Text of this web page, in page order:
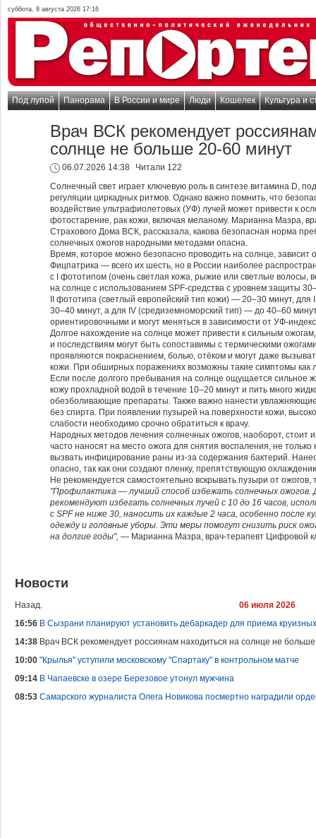
суббота, 8 августа 2026 17:16
Под лупой Панорама В России и мире Люди Кошелек Культура и
Врач ВСК рекомендует
солнце не больше 20-60 минут
06.07.2026 14:38
Читали 122
Солнечный свет играет ключевую роль в синтезе витамина D,
регуляции циркадных ритмов. Однако важно помнить, что
воздействие ультрафиолетовых (УФ) лучей может привести к
фотостарение, рак кожи, включая меланому. Марианна Мазра,
Страхового Дома ВСК, рассказала, какова безопасная норма
солнечных ожогов народными методами опасна.
Время, которое можно безопасно проводить на солнце, зависит
Фицпатрика — всего их шесть, но в России наиболее
с I фототипом (очень светлая кожа, рыжие или светлые волосы,
на солнце с использованием SPF-средства с уровнем защиты
II фототипа (светлый европейский тип кожи) — 20–30 минут,
30–40 минут, а для IV (средиземноморский тип) — до 40–60
ориентировочными и могут меняться в зависимости от УФ-
Долгое нахождение на солнце может привести к сильным
и последствиям могут быть сопоставимы с термическими
проявляются покраснением, болью, отёком и могут даже
кожи. При обширных поражениях возможны такие симптомы как
Если после долгого пребывания на солнце ощущается сильное
кожу прохладной водой в течение 10–20 минут и пить много
обезболивающие препараты. Также важно нанести
без спирта. При появлении пузырей на поверхности кожи,
слабости необходимо срочно обратиться к врачу.
Народных методов лечения солнечных ожогов, наоборот, стоит
часто наносят на место ожога для снятия воспаления, не
вызвать инфицирование раны из-за содержания бактерий.
опасно, так как они создают пленку, препятствующую
Не рекомендуется самостоятельно вскрывать пузыри от ожогов,
"Профилактика — лучший способ избежать солнечных
рекомендуют избегать солнечных лучей с 10 до 16 часов,
с SPF не ниже 30, наносить их каждые 2 часа, особенно после
одежду и головные уборы. Эти меры помогут снизить риск
на долгие годы", — Марианна Мазра, врач-терапевт Цифровой
Новости
Назад.
06 июля 2026
16:56 В Сызрани планируют установить дебаркадер для приема
14:38 Врач ВСК рекомендует россиянам находиться на солнце не
10:00 "Крылья" уступили московскому "Спартаку" в контрольном матче
09:14 В Чапаевске в озере Березовое утонул мужчина
08:53 Самарского журналиста Олега Новикова посмертно наградили